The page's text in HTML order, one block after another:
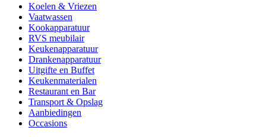
Koelen & Vriezen
Vaatwassen
Kookapparatuur
RVS meubilair
Keukenapparatuur
Drankenapparatuur
Uitgifte en Buffet
Keukenmaterialen
Restaurant en Bar
Transport & Opslag
Aanbiedingen
Occasions